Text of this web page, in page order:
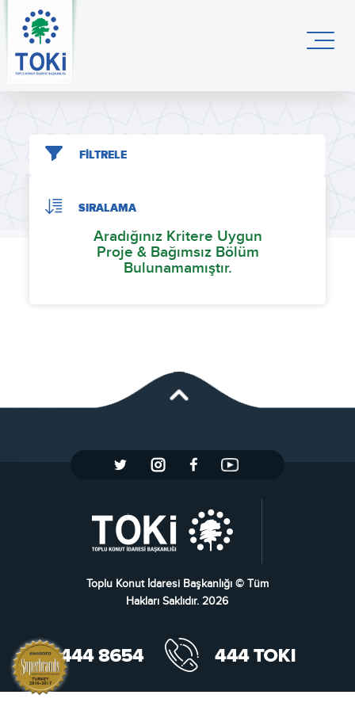
FİLTRELE
SIRALAMA
Aradığınız Kritere Uygun
Proje & Bağımsız Bölüm
Bulunamamıştır.
Toplu Konut İdaresi Başkanlığı © Tüm
Hakları Saklıdır. 2026